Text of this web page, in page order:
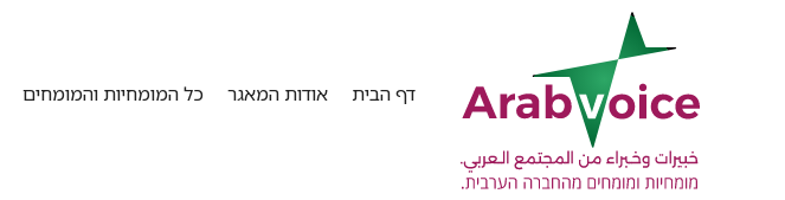
דף הבית אודות המאגר כל המומחיות והמומחים